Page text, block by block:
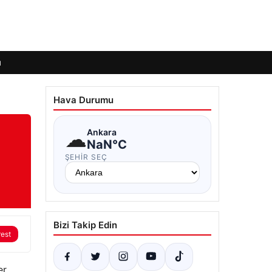
Hava Durumu
☁Ankara
NaN°C
ŞEHIR SEÇ
Bizi Takip Edin